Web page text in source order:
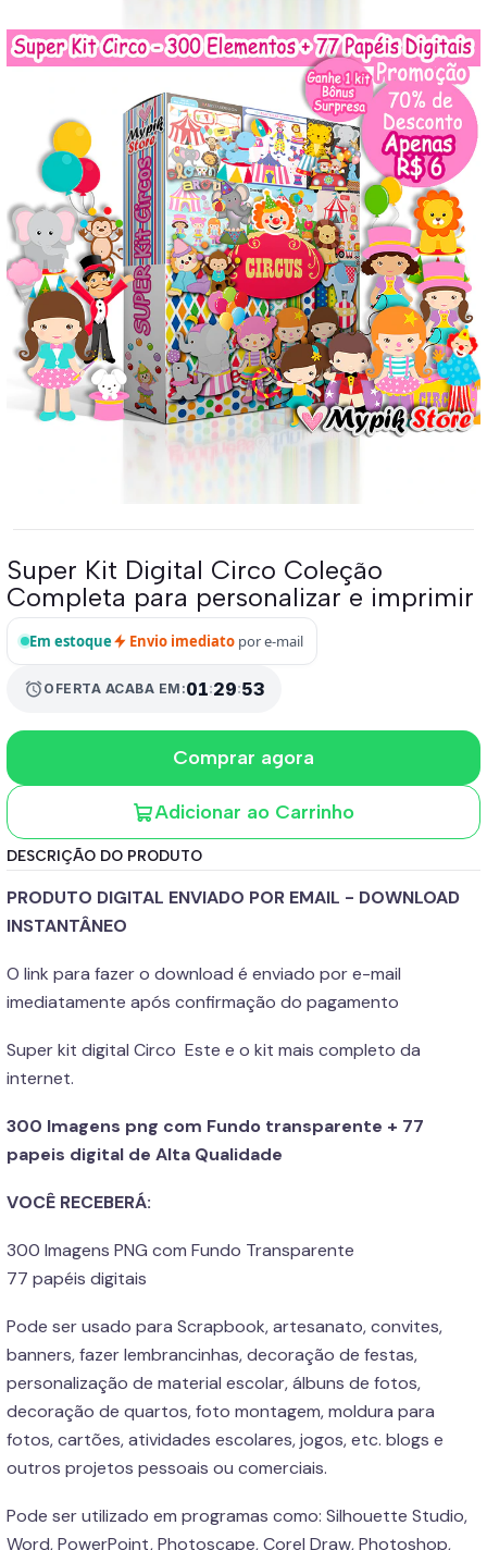
Super Kit Digital Circo Coleção
Completa para personalizar e imprimir
Em estoque Envio imediato por e-mail
alarmOFERTA ACABA EM:01:29:53
Adicionar ao Carrinho
Comprar agora
DESCRIÇÃO DO PRODUTO
PRODUTO DIGITAL ENVIADO POR EMAIL - DOWNLOAD
INSTANTÂNEO
O link para fazer o download é enviado por e-mail
imediatamente após confirmação do pagamento
Super kit digital Circo Este e o kit mais completo da
internet.
300 Imagens png com Fundo transparente + 77
papeis digital de Alta Qualidade
VOCÊ RECEBERÁ:
300 Imagens PNG com Fundo Transparente
77 papéis digitais
Pode ser usado para Scrapbook, artesanato, convites,
banners, fazer lembrancinhas, decoração de festas,
personalização de material escolar, álbuns de fotos,
decoração de quartos, foto montagem, moldura para
fotos, cartões, atividades escolares, jogos, etc. blogs e
outros projetos pessoais ou comerciais.
Pode ser utilizado em programas como: Silhouette Studio,
Word, PowerPoint, Photoscape, Corel Draw, Photoshop,